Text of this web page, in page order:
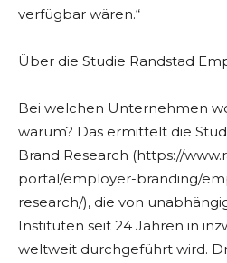
verfügbar wären.“
Über die Studie Randstad
Bei welchen Unternehmen
warum? Das ermittelt die
Brand Research (https://
portal/employer-branding/
research/), die von
Instituten seit 24 Jahren in
weltweit durchgeführt wird.